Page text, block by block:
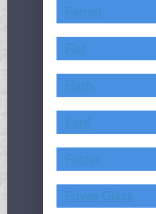
Ferrari
Fiat
Fiath
Ford
Foton
Fuyao Glass